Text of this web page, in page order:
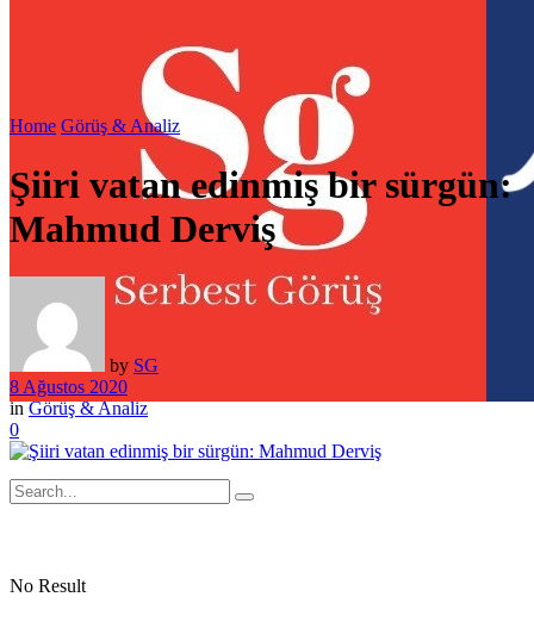
No Result
Home Görüş & Analiz
Şiiri vatan edinmiş bir sürgün:
Mahmud Derviş
by SG
8 Ağustos 2020
in Görüş & Analiz
0